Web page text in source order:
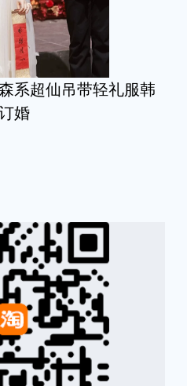
系超仙吊带轻礼服韩
婚